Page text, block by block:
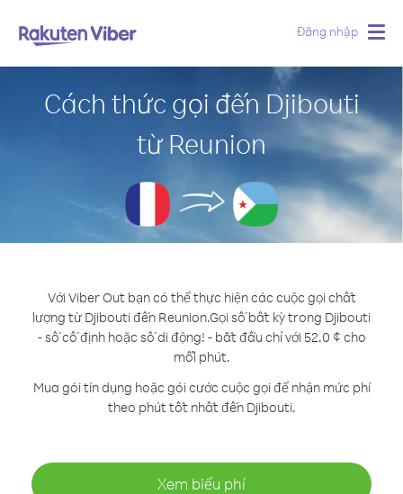
Đăng nhập
Cách thức gọi đến Djibouti
từ Reunion
Với Viber Out bạn có thể thực hiện các cuộc gọi chất
lượng từ Djibouti đến Reunion.Gọi số bất kỳ trong Djibouti
- số cố định hoặc số di động! - bắt đầu chỉ với 52.0 ¢ cho
mỗi phút.
Mua gói tín dụng hoặc gói cước cuộc gọi để nhận mức phí
theo phút tốt nhất đến Djibouti.
Xem biểu phí